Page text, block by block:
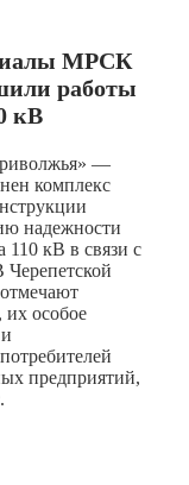
МРСК
работы
кВ
—
комплекс
надежности
110 кВ в связи с
особое
предприятий,